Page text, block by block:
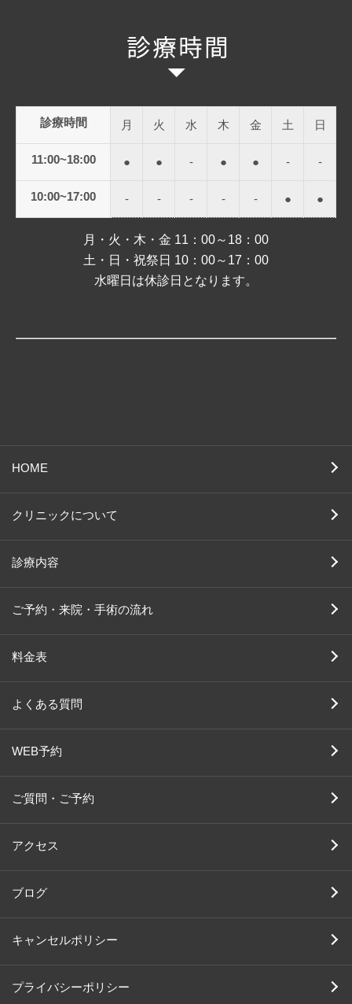
診療時間 月 火 水 木 金 土 日
11:00~18:00 ● ● - ● ● - -
10:00~17:00 - - - - - ● ●
月・火・木・金 11：00～18：00
土・日・祝祭日 10：00～17：00
水曜日は休診日となります。
HOME
クリニックについて
診療内容
ご予約・来院・手術の流れ
料金表
よくある質問
WEB予約
ご質問・ご予約
アクセス
ブログ
キャンセルポリシー
プライバシーポリシー